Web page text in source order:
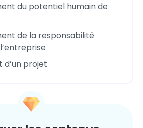
du potentiel humain de
de la responsabilité
d’un projet